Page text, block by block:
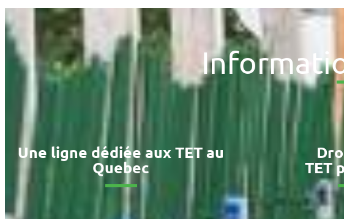
Une ligne dédiée aux TET au
Quebec TET